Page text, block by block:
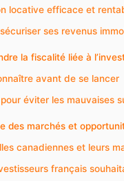
locative efficace et
ses revenus
la fiscalité liée à
avant de se lancer
éviter les mauvaises
des marchés et
canadiennes et leurs
français